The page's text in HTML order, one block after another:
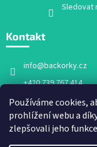
Používáme cookies,
prohlížení webu a
zlepšovali jeho
Sledovat
Kontakt
info@backorky.cz
+420 739 767 414
Facebook
backorky.cz